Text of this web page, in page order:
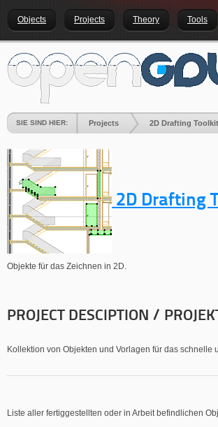
Objects Projects Theory Tools
SIE SIND HIER: Projects 2D Drafting Toolkit
2D Drafting
Objekte für das Zeichnen in 2D.
PROJECT DESCIPTION /
Kollektion von Objekten und Vorlagen für das
Liste aller fertiggestellten oder in Arbeit befindlichen